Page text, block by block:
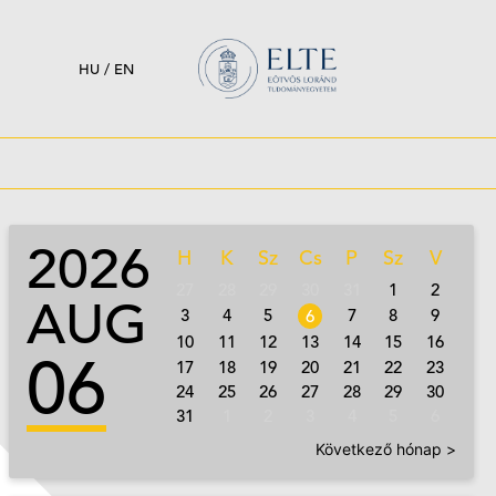
HU / EN
2026
AUG
06
H K Sz Cs P Sz V
1
2
3
4 5 6 7 8
9
10
11 12 13 14 15
16
17
18 19 20 21 22
23
24
25 26 27 28 29
30
31
Következő hónap >